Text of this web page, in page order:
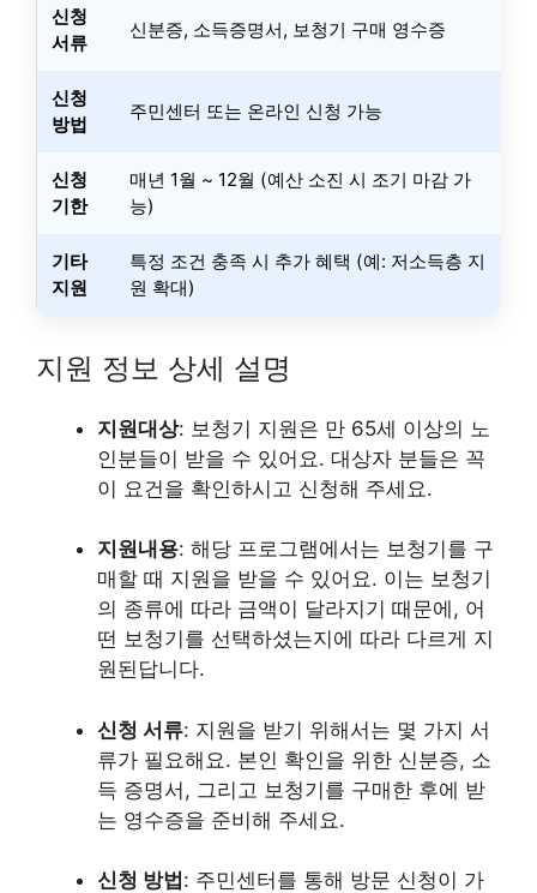
신청
서류
신분증, 소득증명서, 보청기 구매 영수증
신청
방법
주민센터 또는 온라인 신청 가능
신청
기한
매년 1월 ~ 12월 (예산 소진 시 조기 마감 가
능)
기타
지원
특정 조건 충족 시 추가 혜택 (예: 저소득층 지
원 확대)
지원 정보 상세 설명
지원대상: 보청기 지원은 만 65세 이상의 노
인분들이 받을 수 있어요. 대상자 분들은 꼭
이 요건을 확인하시고 신청해 주세요.
지원내용: 해당 프로그램에서는 보청기를 구
매할 때 지원을 받을 수 있어요. 이는 보청기
의 종류에 따라 금액이 달라지기 때문에, 어
떤 보청기를 선택하셨는지에 따라 다르게 지
원된답니다.
신청 서류: 지원을 받기 위해서는 몇 가지 서
류가 필요해요. 본인 확인을 위한 신분증, 소
득 증명서, 그리고 보청기를 구매한 후에 받
는 영수증을 준비해 주세요.
신청 방법 : 주민센터를 통해 방문 신청이 가